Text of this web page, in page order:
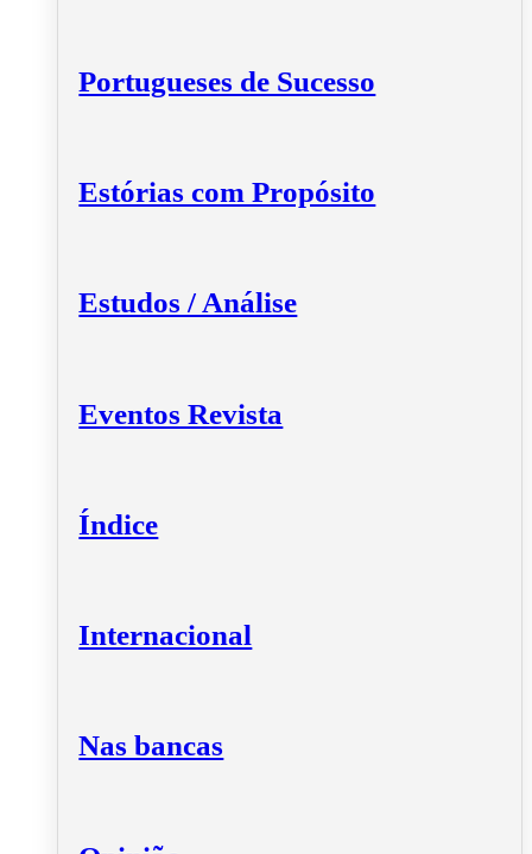
Portugueses de Sucesso
Estórias com Propósito
Estudos / Análise
Eventos Revista
Índice
Internacional
Nas bancas